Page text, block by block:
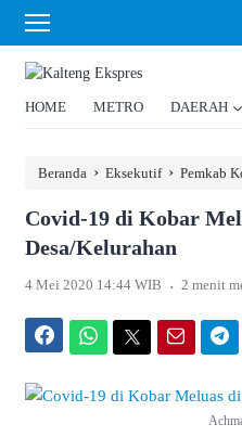
HOME METRO DAERAH
Beranda › Eksekutif › Pemkab
Covid-19 di Kobar
Desa/Kelurahan
4 Mei 2020 14:44 WIB . 2 menit